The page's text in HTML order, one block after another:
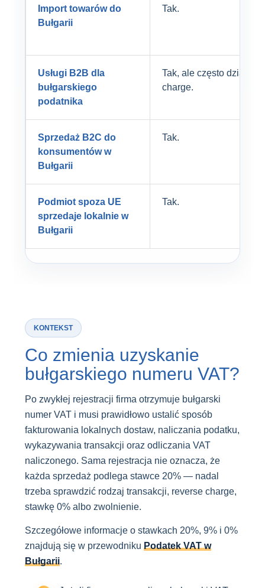
Import towarów do
Bułgarii
Tak.
Usługi B2B dla
bułgarskiego
podatnika
Tak, ale często działa
charge.
Sprzedaż B2C do
konsumentów w
Bułgarii
Tak.
Podmiot spoza UE
sprzedaje lokalnie w
Bułgarii
Tak.
KONTEKST
Co zmienia uzyskanie
bułgarskiego numeru VAT?
Po zwykłej rejestracji firma otrzymuje bułgarski
numer VAT i musi prawidłowo ustalić sposób
fakturowania lokalnych dostaw, naliczania podatku,
wykazywania transakcji oraz odliczania VAT
naliczonego. Sama rejestracja nie oznacza, że
każda sprzedaż podlega stawce 20% — nadal
trzeba sprawdzić rodzaj transakcji, reverse charge,
stawkę 0% albo zwolnienie.
Szczegółowe informacje o stawkach 20%, 9% i 0%
znajdują się w przewodniku Podatek VAT w
Bułgarii.